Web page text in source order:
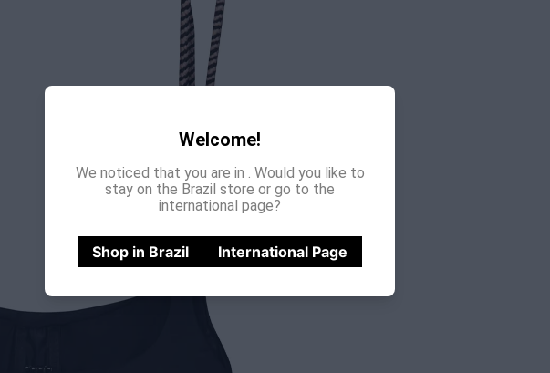
Welcome!
We noticed that you are in . Would you like to
stay on the Brazil store or go to the
international page?
Shop in Brazil International Page